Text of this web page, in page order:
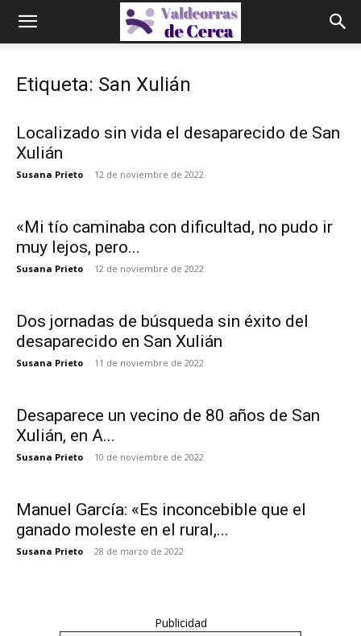
Etiqueta: San Xulián
Localizado sin vida el desaparecido de San
Xulián
Susana Prieto - 12 de noviembre de 2022
«Mi tío caminaba con dificultad, no pudo ir
muy lejos, pero...
Susana Prieto - 12 de noviembre de 2022
Dos jornadas de búsqueda sin éxito del
desaparecido en San Xulián
Susana Prieto - 11 de noviembre de 2022
Desaparece un vecino de 80 años de San
Xulián, en A...
Susana Prieto - 10 de noviembre de 2022
Manuel García: «Es inconcebible que el
ganado moleste en el rural,...
Susana Prieto - 28 de marzo de 2022
Publicidad